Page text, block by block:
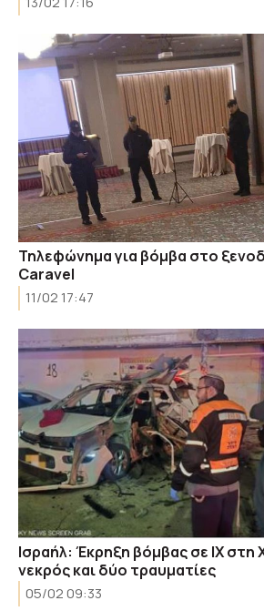
Τηλεφώνημα για βόμβα στο
Caravel
11/02 17:47
Ισραήλ: Έκρηξη βόμβας σε ΙΧ στη
νεκρός και δύο τραυματίες
05/02 09:33